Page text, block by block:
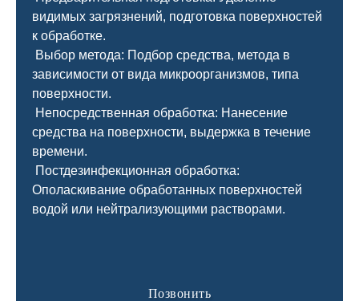
видимых загрязнений, подготовка поверхностей
к обработке.
Выбор метода: Подбор средства, метода в
зависимости от вида микроорганизмов, типа
поверхности.
Непосредственная обработка: Нанесение
средства на поверхности, выдержка в течение
времени.
Постдезинфекционная обработка:
Ополаскивание обработанных поверхностей
водой или нейтрализующими растворами.
Позвонить